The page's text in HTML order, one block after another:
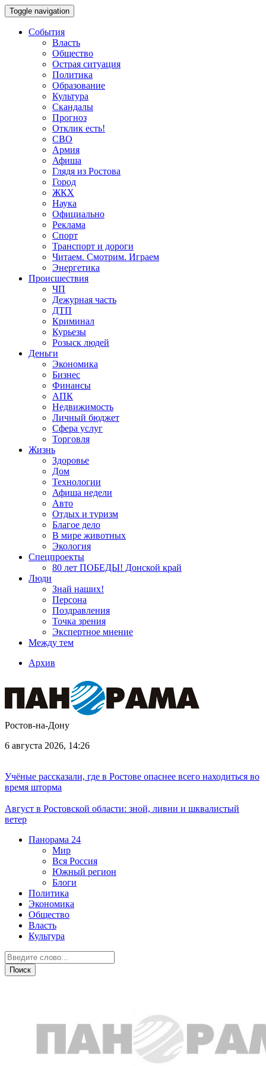
Toggle navigation
События
Власть
Общество
Острая ситуация
Политика
Образование
Культура
Скандалы
Прогноз
Отклик есть!
СВО
Армия
Афиша
Глядя из Ростова
Город
ЖКХ
Наука
Официально
Реклама
Спорт
Транспорт и дороги
Читаем. Смотрим. Играем
Энергетика
Происшествия
ЧП
Дежурная часть
ДТП
Криминал
Курьезы
Розыск людей
Деньги
Экономика
Бизнес
Финансы
АПК
Недвижимость
Личный бюджет
Сфера услуг
Торговля
Жизнь
Здоровье
Дом
Технологии
Афиша недели
Авто
Отдых и туризм
Благое дело
В мире животных
Экология
Спецпроекты
80 лет ПОБЕДЫ! Донской край
Люди
Знай наших!
Персона
Поздравления
Точка зрения
Экспертное мнение
Между тем
Архив
Ростов-на-Дону
6 августа 2026, 14:26
Учёные рассказали, где в Ростове опаснее всего находиться во
время шторма
Август в Ростовской области: зной, ливни и шквалистый
ветер
Панорама 24
Мир
Вся Россия
Южный регион
Блоги
Политика
Экономика
Общество
Власть
Культура